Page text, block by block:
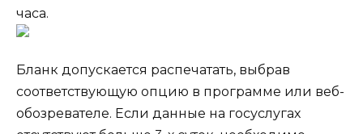
часа.
Бланк допускается распечатать, выбрав
соответствующую опцию в программе или веб-
обозревателе. Если данные на госуслугах